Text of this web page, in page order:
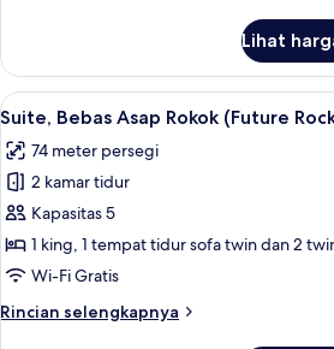
Bebas
Asap
Rokok
(Hard
Rock
Club)
Kamar
Klub,
2
Tidur
Queen,
Asap
Rokok
(Hard
Rock
Club)
Lihat
Lihat
semua
foto
untuk
Suite,
Bebas
Asap
(Future
Suite,
6
Suite, Bebas Asap Rokok (Future
74 meter persegi
2 kamar tidur
Kapasitas 5
1 king, 1 tempat tidur sofa twin dan 2
Wi-Fi Gratis
Rincian selengkapnya
Rincian